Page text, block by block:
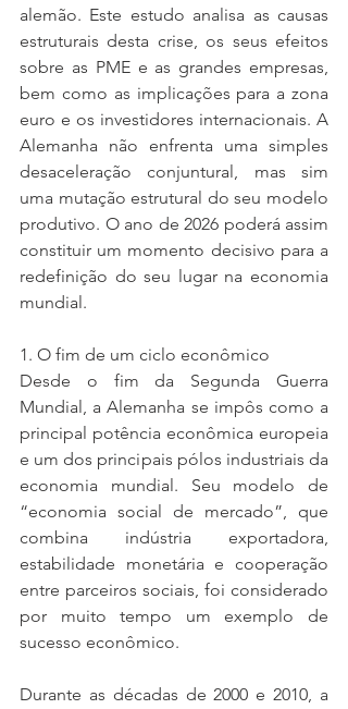
alemão. Este estudo analisa as causas
estruturais desta crise, os seus efeitos
sobre as PME e as grandes empresas,
bem como as implicações para a zona
euro e os investidores internacionais. A
Alemanha não enfrenta uma simples
desaceleração conjuntural, mas sim
uma mutação estrutural do seu modelo
produtivo. O ano de 2026 poderá assim
constituir um momento decisivo para a
redefinição do seu lugar na economia
mundial.
1. O fim de um ciclo econômico
Desde o fim da Segunda Guerra
Mundial, a Alemanha se impôs como a
principal potência econômica europeia
e um dos principais pólos industriais da
economia mundial. Seu modelo de
“economia social de mercado”, que
combina indústria exportadora,
estabilidade monetária e cooperação
entre parceiros sociais, foi considerado
por muito tempo um exemplo de
sucesso econômico.
Durante as décadas de 2000 e 2010, a